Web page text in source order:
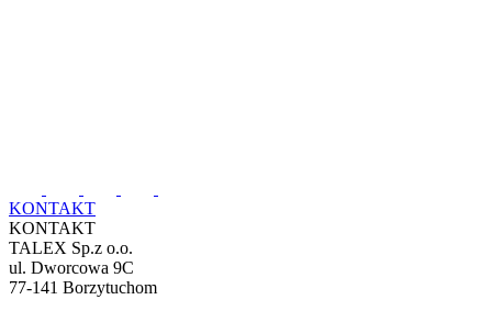
KONTAKT
KONTAKT
TALEX Sp.z o.o.
ul. Dworcowa 9C
77-141 Borzytuchom